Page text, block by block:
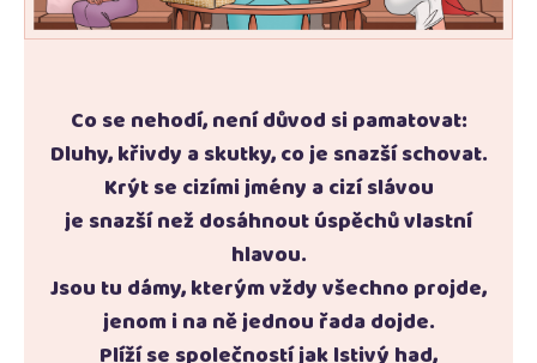
Co se nehodí, není důvod si pamatovat:
Dluhy, křivdy a skutky, co je snazší schovat.
Krýt se cizími jmény a cizí slávou
je snazší než dosáhnout úspěchů vlastní
hlavou.
Jsou tu dámy, kterým vždy všechno projde,
jenom i na ně jednou řada dojde.
Plíží se společností jak lstivý had,